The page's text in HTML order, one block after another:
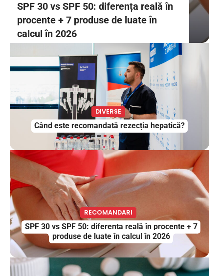
SPF 30 vs SPF 50: diferența reală în
procente + 7 produse de luate în
calcul în 2026
DIVERSE
Când este recomandată rezecția hepatică?
RECOMANDARI
SPF 30 vs SPF 50: diferența reală în procente + 7
produse de luate în calcul în 2026